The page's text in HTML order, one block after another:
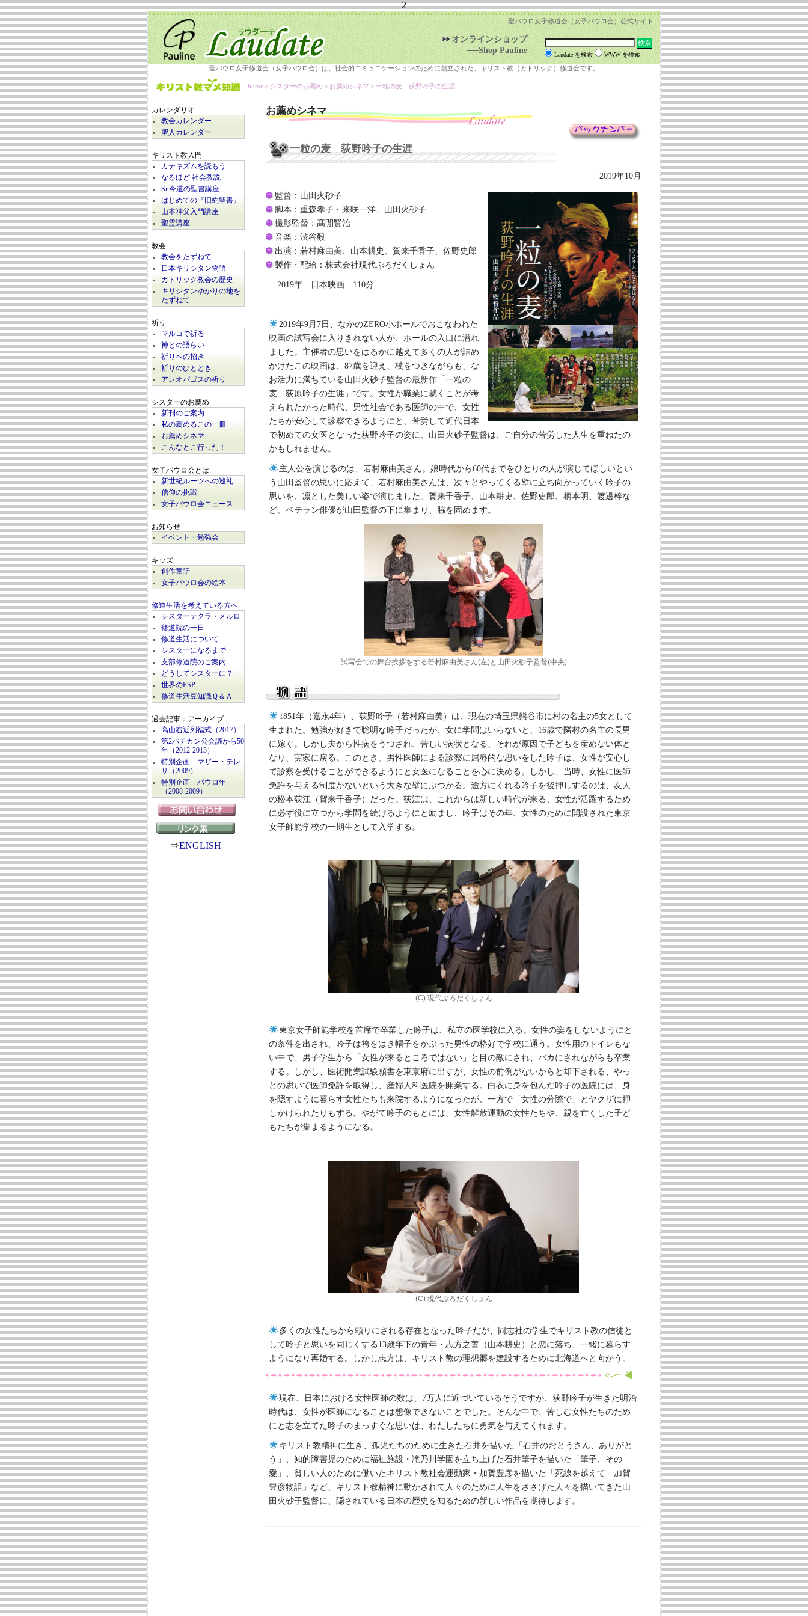
2
聖パウロ女子修道会（女子パウロ会）公式サイト
オンラインショップ
──Shop Pauline
Laudate を検索 WWW を検索
聖パウロ女子修道会（女子パウロ会）は、社会的コミュニケーションのために創立された、キリスト教（カトリック）修道会です。
カレンダリオ
教会カレンダー
聖人カレンダー
キリスト教入門
カテキズムを読もう
なるほど 社会教説
Sr.今道の聖書講座
はじめての『旧約聖書』
山本神父入門講座
聖霊講座
教会
教会をたずねて
日本キリシタン物語
カトリック教会の歴史
キリシタンゆかりの地を
たずねて
祈り
マルコで祈る
神との語らい
祈りへの招き
祈りのひととき
アレオパゴスの祈り
シスターのお薦め
新刊のご案内
私の薦めるこの一冊
お薦めシネマ
こんなとこ行った！
女子パウロ会とは
新世紀ルーツへの巡礼
信仰の挑戦
女子パウロ会ニュース
お知らせ
イベント・勉強会
キッズ
創作童話
女子パウロ会の絵本
修道生活を考えている方へ
シスターテクラ・メルロ
修道院の一日
修道生活について
シスターになるまで
支部修道院のご案内
どうしてシスターに？
世界のFSP
修道生活豆知識Ｑ＆Ａ
過去記事：アーカイブ
高山右近列福式（2017）
第2バチカン公会議から50
年（2012-2013）
特別企画 マザー・テレ
サ（2009）
特別企画 パウロ年
（2008-2009）
⇒ENGLISH
home ＞シスターのお薦め＞ お薦めシネマ ＞一粒の麦 荻野吟子の生涯
お薦めシネマ
一粒の麦 荻野吟子の生涯
2019年10月
監督：山田火砂子
脚本：重森孝子・来咲一洋、山田火砂子
撮影監督：髙閒賢治
音楽：渋谷毅
出演：若村麻由美、山本耕史、賀来千香子、佐野史郎
製作・配給：株式会社現代ぷろだくしょん
2019年 日本映画 110分
2019年9月7日、なかのZERO小ホールでおこなわれた
映画の試写会に入りきれない人が、ホールの入口に溢れ
ました。主催者の思いをはるかに越えて多くの人が詰め
かけたこの映画は、87歳を迎え、杖をつきながらも、な
お活力に満ちている山田火砂子監督の最新作「一粒の
麦 荻原吟子の生涯」です。女性が職業に就くことが考
えられたかった時代、男性社会である医師の中で、女性
たちが安心して診察できるようにと、苦労して近代日本
で初めての女医となった荻野吟子の姿に、山田火砂子監督は、ご自分の苦労した人生を重ねたの
かもしれません。
主人公を演じるのは、若村麻由美さん。娘時代から60代までをひとりの人が演じてほしいとい
う山田監督の思いに応えて、若村麻由美さんは、次々とやってくる壁に立ち向かっていく吟子の
思いを、凛とした美しい姿で演じました。賀来千香子、山本耕史、佐野史郎、柄本明、渡邊梓な
ど、ベテラン俳優が山田監督の下に集まり、脇を固めます。
試写会での舞台挨拶をする若村麻由美さん(左)と山田火砂子監督(中央)
1851年（嘉永4年）、荻野吟子（若村麻由美）は、現在の埼玉県熊谷市に村の名主の5女として
生まれた。勉強が好きで聡明な吟子だったが、女に学問はいらないと、16歳で隣村の名主の長男
に嫁ぐ。しかし夫から性病をうつされ、苦しい病状となる、それが原因で子どもを産めない体と
なり、実家に戻る。このとき、男性医師による診察に屈辱的な思いをした吟子は、女性が安心し
て診察を受けることができるようにと女医になることを心に決める。しかし、当時、女性に医師
免許を与える制度がないという大きな壁にぶつかる。途方にくれる吟子を後押しするのは、友人
の松本荻江（賀来千香子）だった。荻江は、これからは新しい時代が来る、女性が活躍するため
に必ず役に立つから学問を続けるようにと励まし、吟子はその年、女性のために開設された東京
女子師範学校の一期生として入学する。
(C) 現代ぷろだくしょん
東京女子師範学校を首席で卒業した吟子は、私立の医学校に入る。女性の姿をしないようにと
の条件を出され、吟子は袴をはき帽子をかぶった男性の格好で学校に通う。女性用のトイレもな
い中で、男子学生から「女性が来るところではない」と目の敵にされ、バカにされながらも卒業
する。しかし、医術開業試験願書を東京府に出すが、女性の前例がないからと却下される、やっ
との思いで医師免許を取得し、産婦人科医院を開業する。白衣に身を包んだ吟子の医院には、身
を隠すように暮らす女性たちも来院するようになったが、一方で「女性の分際で」とヤクザに押
しかけられたりもする。やがて吟子のもとには、女性解放運動の女性たちや、親を亡くした子ど
もたちが集まるようになる。
(C) 現代ぷろだくしょん
多くの女性たちから頼りにされる存在となった吟子だが、同志社の学生でキリスト教の信徒と
して吟子と思いを同じくする13歳年下の青年・志方之善（山本耕史）と恋に落ち、一緒に暮らす
ようになり再婚する。しかし志方は、キリスト教の理想郷を建設するために北海道へと向かう。
現在、日本における女性医師の数は、7万人に近づいているそうですが、荻野吟子が生きた明治
時代は、女性が医師になることは想像できないことでした。そんな中で、苦しむ女性たちのため
にと志を立てた吟子のまっすぐな思いは、わたしたちに勇気を与えてくれます。
キリスト教精神に生き、孤児たちのために生きた石井を描いた「石井のおとうさん、ありがと
う」、知的障害児のために福祉施設・滝乃川学園を立ち上げた石井筆子を描いた「筆子、その
愛」、貧しい人のために働いたキリスト教社会運動家・加賀豊彦を描いた「死線を越えて 加賀
豊彦物語」など、キリスト教精神に動かされて人々のために人生をささげた人々を描いてきた山
田火砂子監督に、隠されている日本の歴史を知るための新しい作品を期待します。